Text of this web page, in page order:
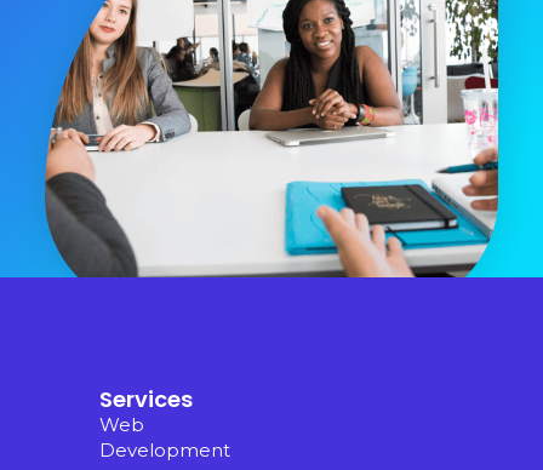
Services
Web
Development